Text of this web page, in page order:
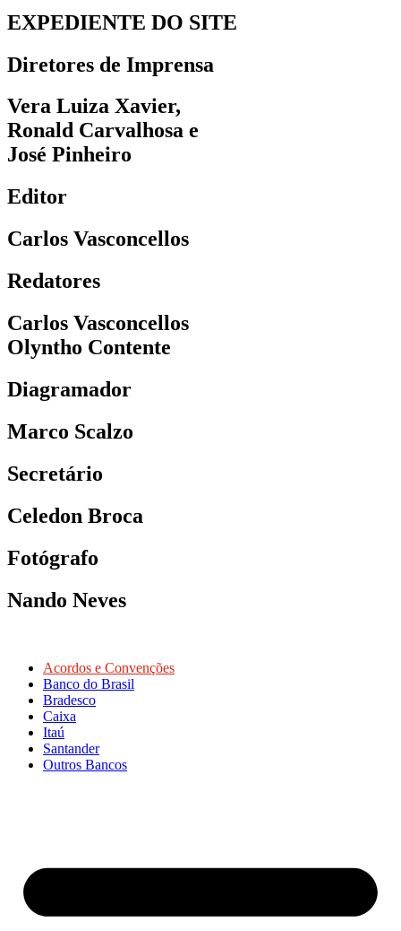
EXPEDIENTE DO SITE
Diretores de Imprensa
Vera Luiza Xavier,
Ronald Carvalhosa e
José Pinheiro
Editor
Carlos Vasconcellos
Redatores
Carlos Vasconcellos
Olyntho Contente
Diagramador
Marco Scalzo
Secretário
Celedon Broca
Fotógrafo
Nando Neves
Acordos e Convenções
Banco do Brasil
Bradesco
Caixa
Itaú
Santander
Outros Bancos